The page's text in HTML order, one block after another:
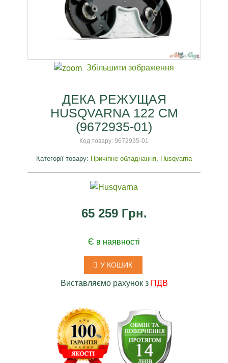
Збільшити зображення
ДЕКА РЕЖУЩАЯ
HUSQVARNA 122 СМ
(9672935-01)
Код товару: 9672935-01
Категорії товару: Причіпне обладнання Husqvarna
65 259 Грн.
Є в наявності
У КОШИК
Виставляємо рахунок з ПДВ